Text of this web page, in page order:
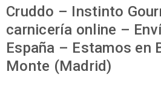
Cruddo – Instinto
carnicería online –
España – Estamos en
Monte (Madrid)